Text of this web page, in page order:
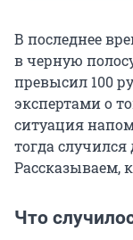
В последнее
в черную
превысил 100
экспертами о
ситуация
тогда
Рассказываем,
Что